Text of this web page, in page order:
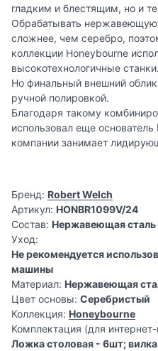
гладким и блестящим, но и
Обрабатывать нержавеющую
сложнее, чем серебро,
коллекции Honeybourne
высокотехнологичные станки.
Но финальный внешний
ручной полировкой.
Благодаря такому
использовал еще
компании занимает
Бренд: Robert Welch
Артикул: HONBR1099V/24
Состав: Нержавеющая сталь
Уход:
Не рекомендуется
машины
Материал: Нержавеющая
Цвет основы: Серебристый
Коллекция: Honeybourne
Комплектация (для
Ложка столовая - 6шт;